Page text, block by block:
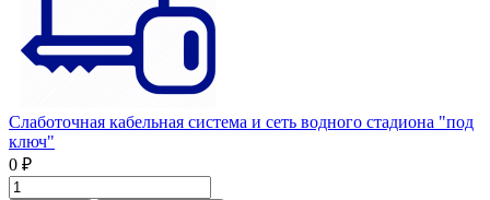
Слаботочная кабельная система и сеть водного стадиона "под
ключ"
0 ₽